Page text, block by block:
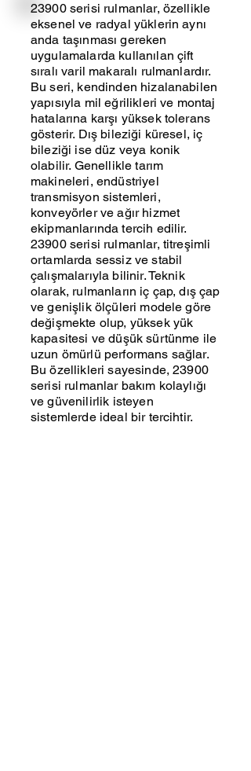
23900 serisi rulmanlar, özellikle
eksenel ve radyal yüklerin aynı
anda taşınması gereken
uygulamalarda kullanılan çift
sıralı varil makaralı rulmanlardır.
Bu seri, kendinden hizalanabilen
yapısıyla mil eğrilikleri ve montaj
hatalarına karşı yüksek tolerans
gösterir. Dış bileziği küresel, iç
bileziği ise düz veya konik
olabilir. Genellikle tarım
makineleri, endüstriyel
transmisyon sistemleri,
konveyörler ve ağır hizmet
ekipmanlarında tercih edilir.
23900 serisi rulmanlar, titreşimli
ortamlarda sessiz ve stabil
çalışmalarıyla bilinir. Teknik
olarak, rulmanların iç çap, dış çap
ve genişlik ölçüleri modele göre
değişmekte olup, yüksek yük
kapasitesi ve düşük sürtünme ile
uzun ömürlü performans sağlar.
Bu özellikleri sayesinde, 23900
serisi rulmanlar bakım kolaylığı
ve güvenilirlik isteyen
sistemlerde ideal bir tercihtir.